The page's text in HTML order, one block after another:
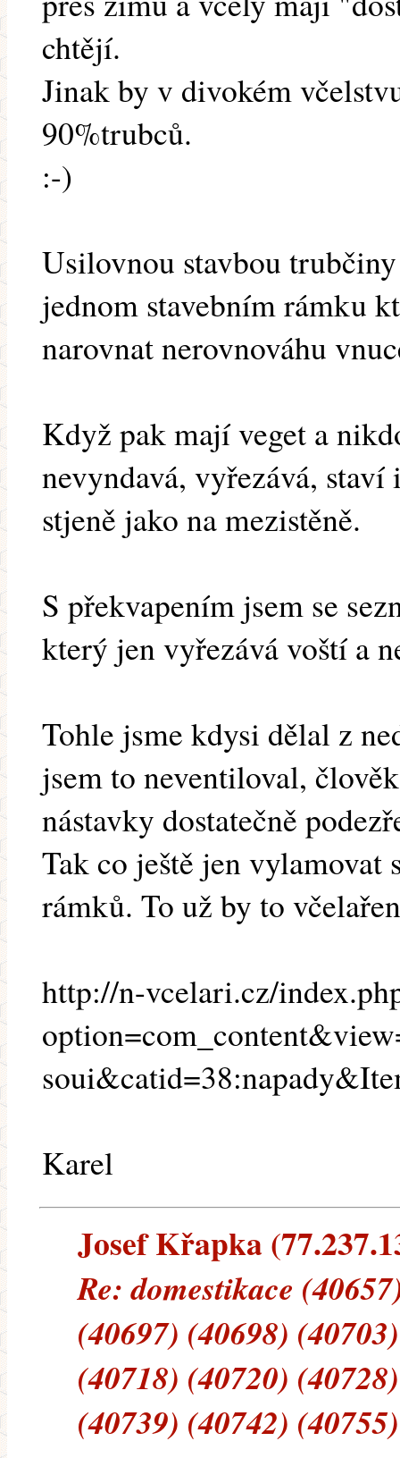
chtějí.
Jinak by v divokém
90%trubců.
:-)
Usilovnou stavbou
jednom stavebním rámku
narovnat nerovnováhu
Když pak mají veget a
nevyndavá, vyřezává,
stjeně jako na mezistěně.
S překvapením jsem se
který jen vyřezává voští a
Tohle jsme kdysi dělal z
jsem to neventiloval,
nástavky dostatečně
Tak co ještě jen vylamovat
rámků. To už by to
http://n-vcelari.cz/
Karel
Josef Křapka
Re: domestikace
(40697) (40698)
(40718) (40720)
(40739) (40742)